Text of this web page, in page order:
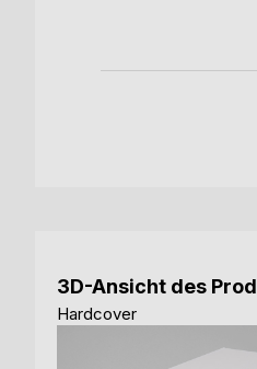
3D-Ansicht des
Hardcover